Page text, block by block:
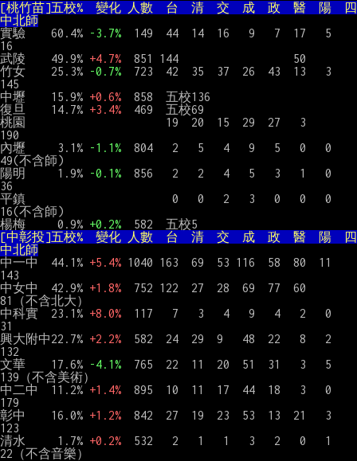
[桃竹苗]五校%  變化 人數  台  清  交  成  政  醫  陽  四
中北師
實驗    60.4% -3.7%
  149  44  14  16   9   7  17   5
16
武陵    49.9% +4.7%
  851 144                  50
竹女    25.3% -0.7%
  723  42  35  37  26  43  13   3
145
中壢    15.9% +0.6%
  858  五校136
復旦    14.7% +3.4%
  469  五校69
桃園                      19  20  15  29  27   3
190
內壢     3.1% -1.1%
  804   2   5   4   9   5   0   0
49(不含師)
陽明     1.9% -0.1%
  856   2   2   4   5   3   1   0
36
平鎮                       0   0   2   3   0   0   0
16(不含師)
楊梅     0.9% +0.2%
[中彰投]五校%  變化 人數  台  清  交  成  政  醫  陽  四
中北師
中一中  44.1% +5.4% 1040 163  69  53 116  58  80  11
143
中女中  42.9% +1.8%
  752 122  27  28  69  77  60
81（不含北大）
中科實  23.1% +8.0%
  117   7   3   4   9   4   2   0
31
興大附中22.7% +2.2%
  582  24  29  9   48  22   8   2
132
文華    17.6% -4.1%
  765  22  11  20  51  31   3   5
139（不含美術）
中二中  11.2% +1.4%
  895  10  11  17  44  18   3   0
179
彰中    16.0% +1.2%
  842  27  19  23  53  13  21   3
123
清水     1.7% +0.2%
  532   2   1   1   3   2   0   1
22（不含音樂）